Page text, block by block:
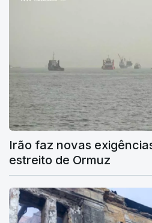
Irão faz novas
estreito de Ormuz